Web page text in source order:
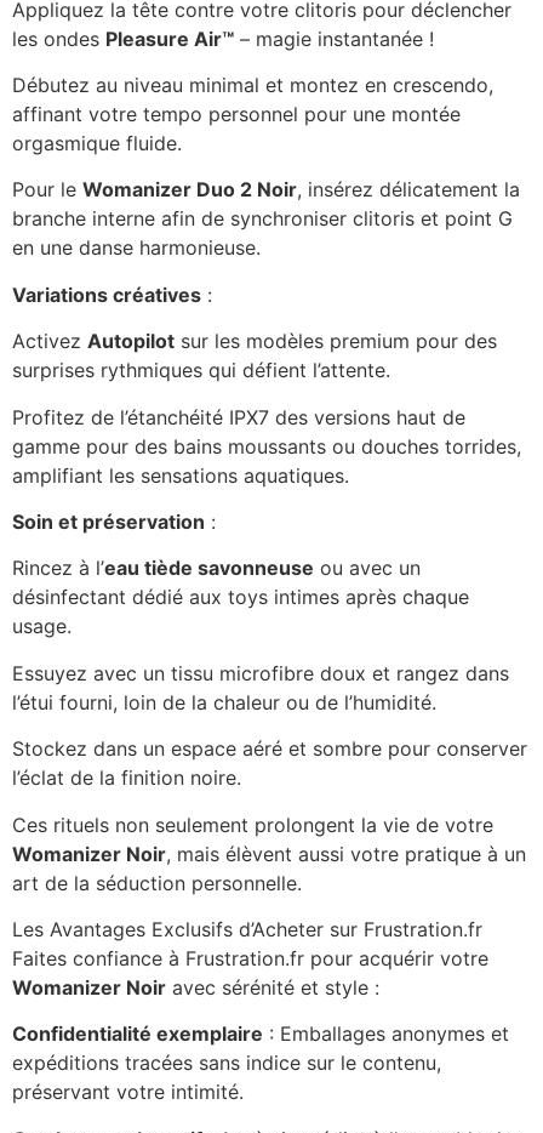
Appliquez la tête contre votre clitoris pour déclencher
les ondes Pleasure Air™ – magie instantanée !
Débutez au niveau minimal et montez en crescendo,
affinant votre tempo personnel pour une montée
orgasmique fluide.
Pour le Womanizer Duo 2 Noir, insérez délicatement la
branche interne afin de synchroniser clitoris et point G
en une danse harmonieuse.
Variations créatives :
Activez Autopilot sur les modèles premium pour des
surprises rythmiques qui défient l’attente.
Profitez de l’étanchéité IPX7 des versions haut de
gamme pour des bains moussants ou douches torrides,
amplifiant les sensations aquatiques.
Soin et préservation :
Rincez à l’eau tiède savonneuse ou avec un
désinfectant dédié aux toys intimes après chaque
usage.
Essuyez avec un tissu microfibre doux et rangez dans
l’étui fourni, loin de la chaleur ou de l’humidité.
Stockez dans un espace aéré et sombre pour conserver
l’éclat de la finition noire.
Ces rituels non seulement prolongent la vie de votre
Womanizer Noir, mais élèvent aussi votre pratique à un
art de la séduction personnelle.
Les Avantages Exclusifs d’Acheter sur Frustration.fr
Faites confiance à Frustration.fr pour acquérir votre
Womanizer Noir avec sérénité et style :
Confidentialité exemplaire : Emballages anonymes et
expéditions tracées sans indice sur le contenu,
préservant votre intimité.